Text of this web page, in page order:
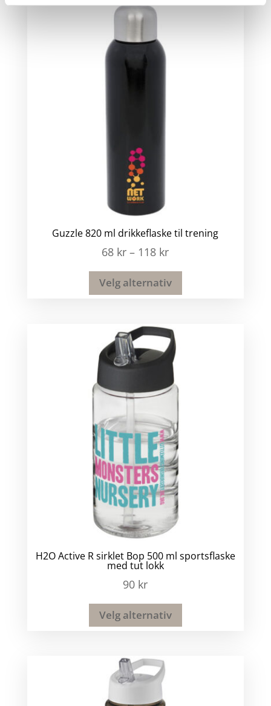
Guzzle 820 ml drikkeflaske til trening
68 kr – 118 kr
Velg alternativ
H2O Active R sirklet Bop 500 ml sportsflaske
med tut lokk
90 kr
Velg alternativ